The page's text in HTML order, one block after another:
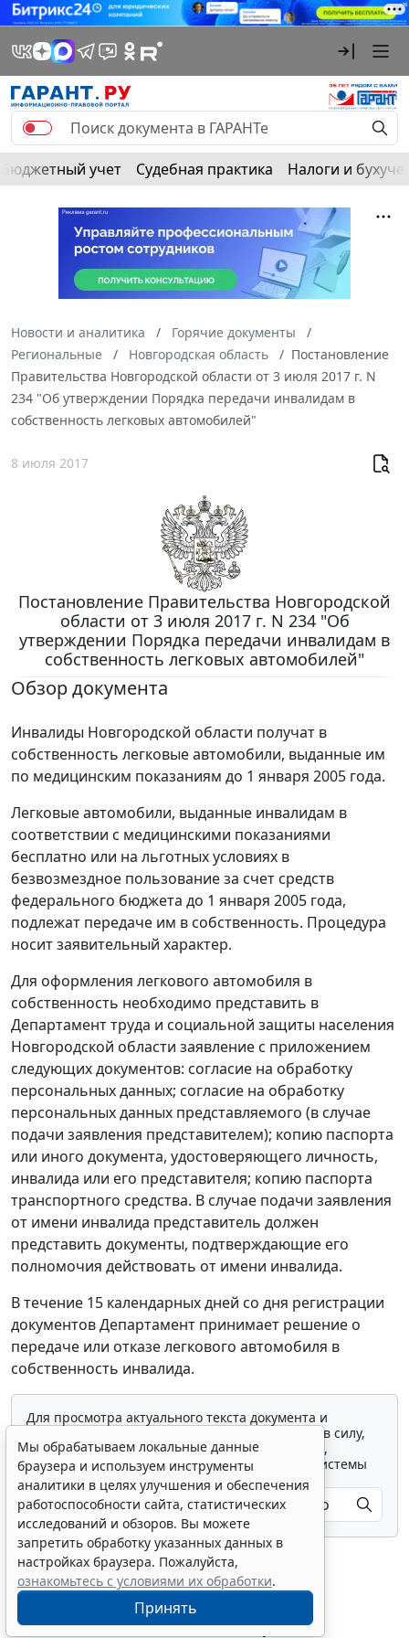
Бюджетный учет Судебная практика Налоги и
Новости и аналитика
Горячие документы
Региональные
Новгородская область
Постановление
Правительства Новгородской области от 3 июля 2017 г. N
234 "Об утверждении Порядка передачи инвалидам в
собственность легковых автомобилей"
8 июля 2017
Постановление Правительства Новгородской
области от 3 июля 2017 г. N 234 "Об
утверждении Порядка передачи инвалидам в
собственность легковых автомобилей"
Обзор документа
Инвалиды Новгородской области получат в
собственность легковые автомобили, выданные им
по медицинским показаниям до 1 января 2005 года.
Легковые автомобили, выданные инвалидам в
соответствии с медицинскими показаниями
бесплатно или на льготных условиях в
безвозмездное пользование за счет средств
федерального бюджета до 1 января 2005 года,
подлежат передаче им в собственность. Процедура
носит заявительный характер.
Для оформления легкового автомобиля в
собственность необходимо представить в
Департамент труда и социальной защиты населения
Новгородской области заявление с приложением
следующих документов: согласие на обработку
персональных данных; согласие на обработку
персональных данных представляемого (в случае
подачи заявления представителем); копию паспорта
или иного документа, удостоверяющего личность,
инвалида или его представителя; копию паспорта
транспортного средства. В случае подачи заявления
от имени инвалида представитель должен
представить документы, подтверждающие его
полномочия действовать от имени инвалида.
В течение 15 календарных дней со дня регистрации
документов Департамент принимает решение о
передаче или отказе легкового автомобиля в
собственность инвалида.
Для просмотра актуального текста документа и
получения полной информации о вступлении в силу,
изменениях и порядке применения документа,
воспользуйтесь поиском в Интернет-версии системы
ГАРАНТ:
Показать все материалы
Мы обрабатываем локальные данные
браузера и используем инструменты
аналитики в целях улучшения и обеспечения
работоспособности сайта, статистических
исследований и обзоров. Вы можете
запретить обработку указанных данных в
настройках браузера. Пожалуйста,
ознакомьтесь с условиями их обработки.
Принять